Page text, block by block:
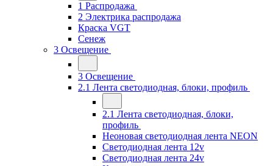
1 Распродажа
2 Электрика распродажа
Краска VGT
Сенеж
3 Освещение
3 Освещение
2.1 Лента светодиодная, блоки, профиль
2.1 Лента светодиодная, блоки,
профиль
Неоновая светодиодная лента NEON
Светодиодная лента 12v
Светодиодная лента 24v